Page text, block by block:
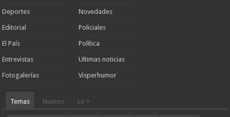
Deportes
Editorial
El País
Entrevistas
Fotogalerías
Novedades
Policiales
Política
Ultimas noticias
Visperhumor
Temas Nuevos Lo +